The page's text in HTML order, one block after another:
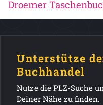
Droemer
Unterstütze
Buchhandel
Nutze die PLZ-Suche
Deiner Nähe zu finden.